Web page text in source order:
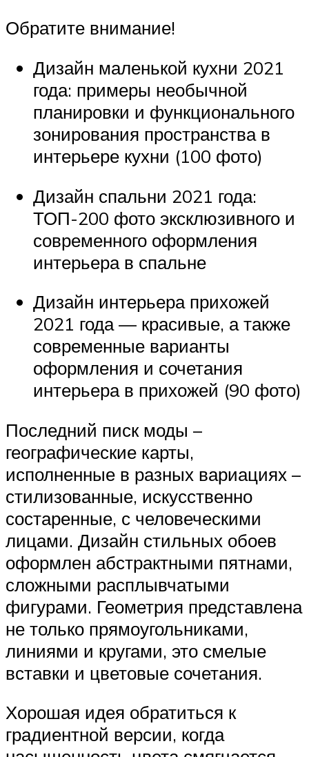
Обратите внимание!
Дизайн маленькой кухни 2021
года: примеры необычной
планировки и функционального
зонирования пространства в
интерьере кухни (100 фото)
Дизайн спальни 2021 года:
ТОП-200 фото эксклюзивного и
современного оформления
интерьера в спальне
Дизайн интерьера прихожей
2021 года — красивые, а также
современные варианты
оформления и сочетания
интерьера в прихожей (90 фото)
Последний писк моды –
географические карты,
исполненные в разных вариациях –
стилизованные, искусственно
состаренные, с человеческими
лицами. Дизайн стильных обоев
оформлен абстрактными пятнами,
сложными расплывчатыми
фигурами. Геометрия представлена
не только прямоугольниками,
линиями и кругами, это смелые
вставки и цветовые сочетания.
Хорошая идея обратиться к
градиентной версии, когда